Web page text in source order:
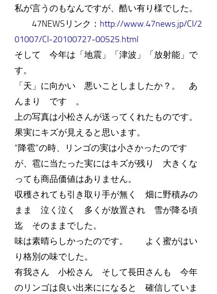
私が言うのもなんですが、酷い有り様でした。
47NEWSリンク： http://www.47news.jp/CI/2
01007/CI-20100727-00525.html
そして 今年は「地震」「津波」「放射能」で
す。
「天」に向かい 悪いことしましたか？。 あ
んまり です 。
上の写真は小松さんが送ってくれたものです。
果実にキズが見えると思います。
”降雹”の時、リンゴの実は小さかったのです
が、雹に当たった実にはキズが残り 大きくな
っても商品価値はありません。
収穫されても引き取り手が無く 畑に野積みの
まま 泣く泣く 多くが放置され 雪が降る頃
迄 そのままでした。
味は素晴らしかったのです。 よく蜜がはい
り格別の味でした。
有我さん 小松さん そして長田さんも 今年
のリンゴは良い出来にになると 確信していま